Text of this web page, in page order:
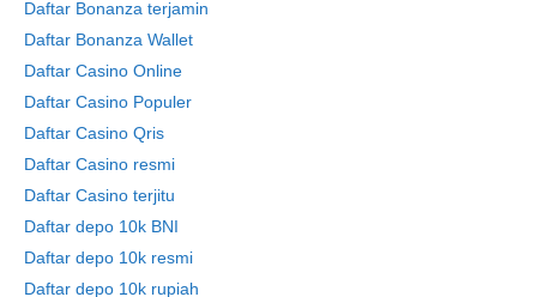
Daftar Bonanza terjamin
Daftar Bonanza Wallet
Daftar Casino Online
Daftar Casino Populer
Daftar Casino Qris
Daftar Casino resmi
Daftar Casino terjitu
Daftar depo 10k BNI
Daftar depo 10k resmi
Daftar depo 10k rupiah